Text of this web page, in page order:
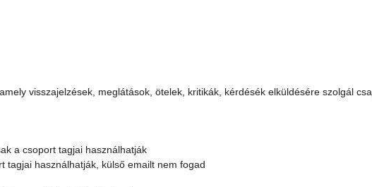
visszajelzések, meglátások, ötelek, kritikák, kérdésék elküldésére szolgál
a csoport tagjai használhatják
tagjai használhatják, külső emailt nem fogad